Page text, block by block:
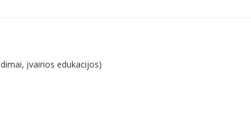
įvairios edukacijos)